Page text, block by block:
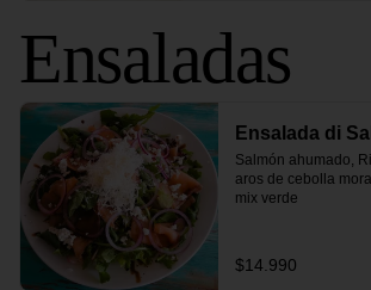
Ensaladas
Ensalada di
Salmón ahumado,
aros de cebolla
mix verde
$14.990